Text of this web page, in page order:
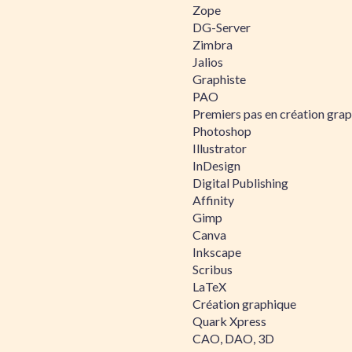
Zope
DG-Server
Zimbra
Jalios
Graphiste
PAO
Premiers pas en création
Photoshop
Illustrator
InDesign
Digital Publishing
Affinity
Gimp
Canva
Inkscape
Scribus
LaTeX
Création graphique
Quark Xpress
CAO, DAO, 3D